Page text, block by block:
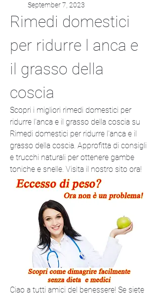
September 7, 2023
Rimedi domestici
per ridurre l anca e
il grasso della
coscia
Scopri i migliori rimedi domestici per
ridurre l'anca e il grasso della coscia su
Rimedi domestici per ridurre l'anca e il
grasso della coscia. Approfitta di consigli
e trucchi naturali per ottenere gambe
toniche e snelle. Visita il nostro sito ora!
Ciao a tutti amici del benessere! Se siete